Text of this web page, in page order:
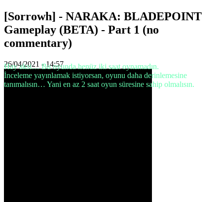
TR
UK
VI
ZH
Oyun
[Sorrowh] - NARAKA: BLADEPOINT
Gameplay (BETA) - Part 1 (no
commentary)
26/04/2021 - 14:57
Hay aksi… Bu oyunda henüz iki saat oynamadın.
İnceleme yayınlamak istiyorsan, oyunu daha derinlemesine
tanımalısın… Yani en az 2 saat oyun süresine sahip olmalısın.